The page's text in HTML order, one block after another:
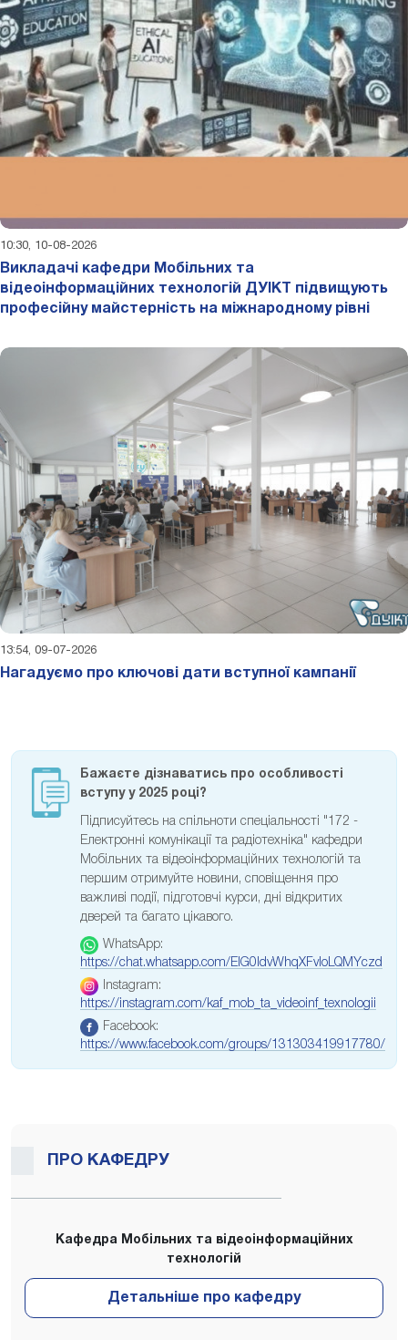
10:30, 10-08-2026
Викладачі кафедри Мобільних та
відеоінформаційних технологій ДУІКТ підвищують
професійну майстерність на міжнародному рівні
13:54, 09-07-2026
Нагадуємо про ключові дати вступної кампанії
Бажаєте дізнаватись про особливості
вступу у 2025 році?
Підписуйтесь на спільноти спеціальності "172 -
Електронні комунікації та радіотехніка" кафедри
Мобільних та відеоінформаційних технологій та
першим отримуйте новини, сповіщення про
важливі події, підготовчі курси, дні відкритих
дверей та багато цікавого.
WhatsApp:
https://chat.whatsapp.com/EIG0ldvWhqXFvloLQMYczd
Instagram:
https://instagram.com/kaf_mob_ta_videoinf_texnologii
Facebook:
https://www.facebook.com/groups/131303419917780/
ПРО КАФЕДРУ
Кафедра Мобільних та відеоінформаційних
технологій